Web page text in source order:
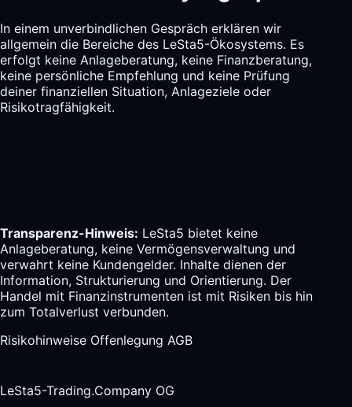
In einem unverbindlichen Gespräch erklären wir
allgemein die Bereiche des LeSta5-Ökosystems. Es
erfolgt keine Anlageberatung, keine Finanzberatung,
keine persönliche Empfehlung und keine Prüfung
deiner finanziellen Situation, Anlageziele oder
Risikotragfähigkeit.
Transparenz-Hinweis: LeSta5 bietet keine
Anlageberatung, keine Vermögensverwaltung und
verwahrt keine Kundengelder. Inhalte dienen der
Information, Strukturierung und Orientierung. Der
Handel mit Finanzinstrumenten ist mit Risiken bis hin
zum Totalverlust verbunden.
Risikohinweise Offenlegung AGB
LeSta5-Trading.Company OG